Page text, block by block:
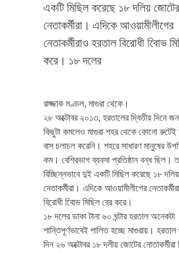
একটি মিছিল করেছে ১৮ দলিয় জোটের
নেতাকর্মীরা। এদিকে আওয়ামীলীগের
নেতাকর্মীরাও হরতাল বিরোধী বিােভ
করে। ১৮ দলের
রাজ্জাক মণ্ডল, মাগুরা থেকে।
২৮ অক্টোবর ২০১৩, হরতালের দ্বিতীয় দিনে
কিছুটা কমলেও মাগুরা শহর থেকে কোনো রুটেই
বাস চলাচল করেনি। শহরে সাধারণ মানুষের
কম। বেশিরভাগ ব্যবসা প্রতিষ্ঠান বন্ধ ছিল।
বিচ্ছিন্নভাবে দুই একটি মিছিল করেছে ১৮
নেতাকর্মীরা। এদিকে আওয়ামীলীগের
বিরোধী বিােভ মিছিল বের করে।
১৮ দলের ডাকা টানা ৬০ ঘন্টার হরতাল অনেকটা
শান্তিপূর্ণভাবেই পালিত হচ্ছে মাগুরায়।
দিন ২৬ অক্টোবর ১৮ দলীয় জোটের নোতাকর্মীরা